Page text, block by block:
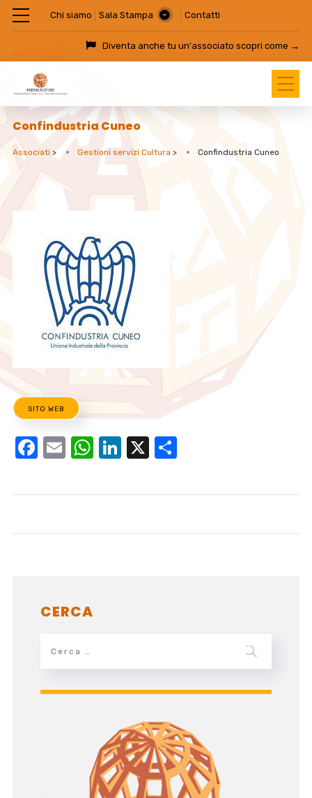
Chi siamo Sala Stampa Contatti
Diventa anche tu un'associatoscopri come →
Confindustria Cuneo
Associati > Gestioni servizi Cultura > Confindustria Cuneo
SITO WEB
Facebook
EmailWhatsApp
LinkedIn
X Condividi
CERCA